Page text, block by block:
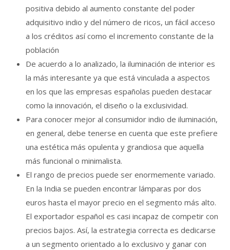
positiva debido al aumento constante del poder
adquisitivo indio y del número de ricos, un fácil acceso
a los créditos así como el incremento constante de la
población
De acuerdo a lo analizado, la iluminación de interior es
la más interesante ya que está vinculada a aspectos
en los que las empresas españolas pueden destacar
como la innovación, el diseño o la exclusividad.
Para conocer mejor al consumidor indio de iluminación,
en general, debe tenerse en cuenta que este prefiere
una estética más opulenta y grandiosa que aquella
más funcional o minimalista.
El rango de precios puede ser enormemente variado.
En la India se pueden encontrar lámparas por dos
euros hasta el mayor precio en el segmento más alto.
El exportador español es casi incapaz de competir con
precios bajos. Así, la estrategia correcta es dedicarse
a un segmento orientado a lo exclusivo y ganar con